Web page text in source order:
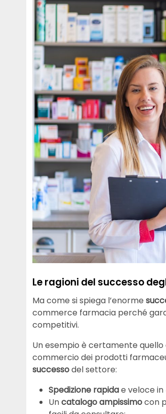
Le ragioni del successo
Ma come si spiega l’enorme
commerce farmacia perché
competitivi.
Un esempio è certamente quello
commercio dei prodotti
successodel settore:
Spedizione rapidae veloce in
Uncatalogoampissimocon